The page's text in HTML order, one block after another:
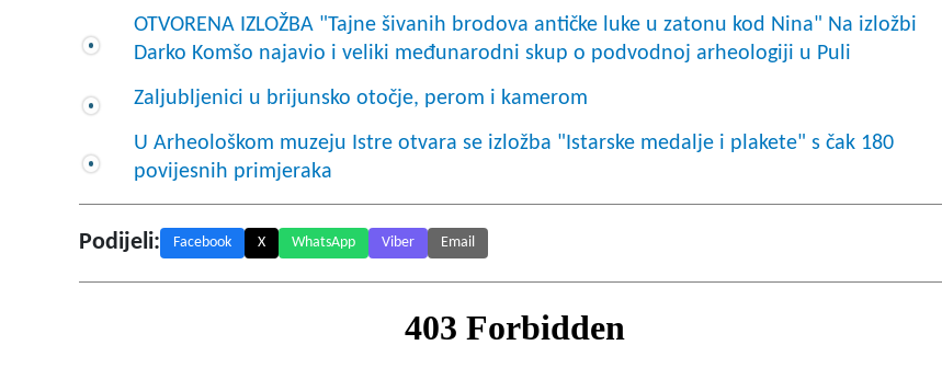
OTVORENA IZLOŽBA "Tajne šivanih brodova antičke luke u zatonu kod Nina" Na izložbi
Darko Komšo najavio i veliki međunarodni skup o podvodnoj arheologiji u Puli
Zaljubljenici u brijunsko otočje, perom i kamerom
U Arheološkom muzeju Istre otvara se izložba "Istarske medalje i plakete" s čak 180
povijesnih primjeraka
Podijeli: Facebook X WhatsApp Viber Email